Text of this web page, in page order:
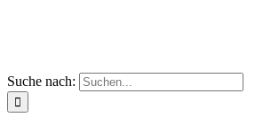
Suche nach: